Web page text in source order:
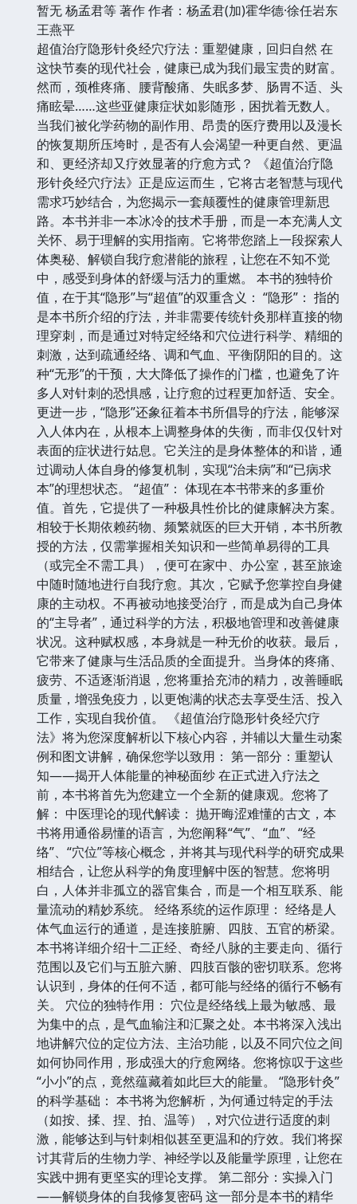
暂无杨孟君等 著作 作者：杨孟君(加)霍华德·徐任岩东
王燕平
超值治疗隐形针灸经穴疗法：重塑健康，回归自然 在
这快节奏的现代社会，健康已成为我们最宝贵的财富。
然而，颈椎疼痛、腰背酸痛、失眠多梦、肠胃不适、头
痛眩晕……这些亚健康症状如影随形，困扰着无数人。
当我们被化学药物的副作用、昂贵的医疗费用以及漫长
的恢复期所压垮时，是否有人会渴望一种更自然、更温
和、更经济却又疗效显著的疗愈方式？ 《超值治疗隐
形针灸经穴疗法》正是应运而生，它将古老智慧与现代
需求巧妙结合，为您揭示一套颠覆性的健康管理新思
路。本书并非一本冰冷的技术手册，而是一本充满人文
关怀、易于理解的实用指南。它将带您踏上一段探索人
体奥秘、解锁自我疗愈潜能的旅程，让您在不知不觉
中，感受到身体的舒缓与活力的重燃。 本书的独特价
值，在于其“隐形”与“超值”的双重含义： “隐形”： 指的
是本书所介绍的疗法，并非需要传统针灸那样直接的物
理穿刺，而是通过对特定经络和穴位进行科学、精细的
刺激，达到疏通经络、调和气血、平衡阴阳的目的。这
种“无形”的干预，大大降低了操作的门槛，也避免了许
多人对针刺的恐惧感，让疗愈的过程更加舒适、安全。
更进一步，“隐形”还象征着本书所倡导的疗法，能够深
入人体内在，从根本上调整身体的失衡，而非仅仅针对
表面的症状进行姑息。它关注的是身体整体的和谐，通
过调动人体自身的修复机制，实现“治未病”和“已病求
本”的理想状态。 “超值”： 体现在本书带来的多重价
值。首先，它提供了一种极具性价比的健康解决方案。
相较于长期依赖药物、频繁就医的巨大开销，本书所教
授的方法，仅需掌握相关知识和一些简单易得的工具
（或完全不需工具），便可在家中、办公室，甚至旅途
中随时随地进行自我疗愈。其次，它赋予您掌控自身健
康的主动权。不再被动地接受治疗，而是成为自己身体
的“主导者”，通过科学的方法，积极地管理和改善健康
状况。这种赋权感，本身就是一种无价的收获。最后，
它带来了健康与生活品质的全面提升。当身体的疼痛、
疲劳、不适逐渐消退，您将重拾充沛的精力，改善睡眠
质量，增强免疫力，以更饱满的状态去享受生活、投入
工作，实现自我价值。 《超值治疗隐形针灸经穴疗
法》将为您深度解析以下核心内容，并辅以大量生动案
例和图文讲解，确保您学以致用： 第一部分：重塑认
知——揭开人体能量的神秘面纱 在正式进入疗法之
前，本书将首先为您建立一个全新的健康观。您将了
解： 中医理论的现代解读： 抛开晦涩难懂的古文，本
书将用通俗易懂的语言，为您阐释“气”、“血”、“经
络”、“穴位”等核心概念，并将其与现代科学的研究成果
相结合，让您从科学的角度理解中医的智慧。您将明
白，人体并非孤立的器官集合，而是一个相互联系、能
量流动的精妙系统。 经络系统的运作原理： 经络是人
体气血运行的通道，是连接脏腑、四肢、五官的桥梁。
本书将详细介绍十二正经、奇经八脉的主要走向、循行
范围以及它们与五脏六腑、四肢百骸的密切联系。您将
认识到，身体的任何不适，都可能与经络的循行不畅有
关。 穴位的独特作用： 穴位是经络线上最为敏感、最
为集中的点，是气血输注和汇聚之处。本书将深入浅出
地讲解穴位的定位方法、主治功能，以及不同穴位之间
如何协同作用，形成强大的疗愈网络。您将惊叹于这些
“小小”的点，竟然蕴藏着如此巨大的能量。 “隐形针灸”
的科学基础： 本书将为您解析，为何通过特定的手法
（如按、揉、捏、拍、温等），对穴位进行适度的刺
激，能够达到与针刺相似甚至更温和的疗效。我们将探
讨其背后的生物力学、神经学以及能量学原理，让您在
实践中拥有更坚实的理论支撑。 第二部分：实操入门
——解锁身体的自我修复密码 这一部分是本书的精华